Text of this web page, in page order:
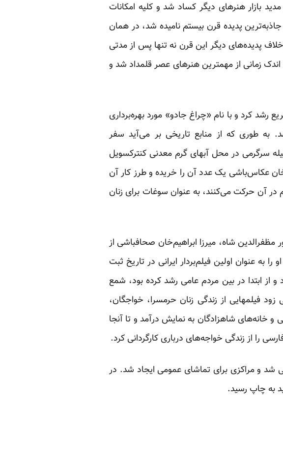
بازار هنرهای دیگر کساد شد و کلیه امکانات
پدیده قرن بیستم نامیده شد، در همان
پدیده‌های دیگر این قرن نه تنها پس از مدتی
زمانی از مهمترین هنرهای عصر قلمداد شد و
رشد کرد و با نام «چراغ ‌جادو» مورد بهره‌برداری
به طوری که از منابع تاریخی بر می‌آید سفر
موجب آشنایی با این وسیله سرگرمی در محل آبهای گرم معدنی کنترکسویل
عکاس‌باشی یک عدد آن را خریده و طرز کار آن
در آن حرکت می‌کنند، به عنوان سوغات برای زنان
شاه، میرزا ابراهیم‌خان صحافباشی از
به عنوان اولین فیلم‌بردار ایرانی در تاریخ ثبت
ابتدا در بین مردم عامی رشد کرده بود، شمع
فیلمهایی از زندگی زنان حرمسرا، خواجگان،
خانه‌های شاهزادگان به نمایش درآمد و تا آنجا
را از زندگی خواجه‌های درباری کارگردانی کرد.
شد و مراکزی برای تماشای عمومی ایجاد شد. در